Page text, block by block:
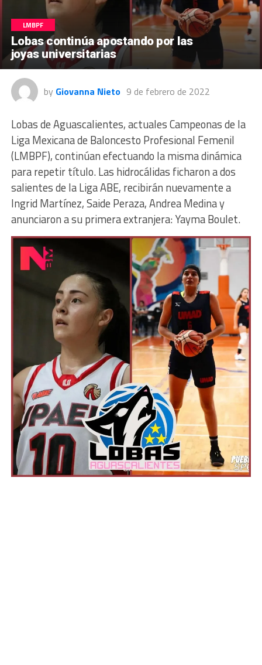
LMBPF
Lobas continúa apostando por las
joyas universitarias
by Giovanna Nieto 9 de febrero de 2022
Lobas de Aguascalientes, actuales Campeonas de la
Liga Mexicana de Baloncesto Profesional Femenil
(LMBPF), continúan efectuando la misma dinámica
para repetir título. Las hidrocálidas ficharon a dos
salientes de la Liga ABE, recibirán nuevamente a
Ingrid Martínez, Saide Peraza, Andrea Medina y
anunciaron a su primera extranjera: Yayma Boulet.